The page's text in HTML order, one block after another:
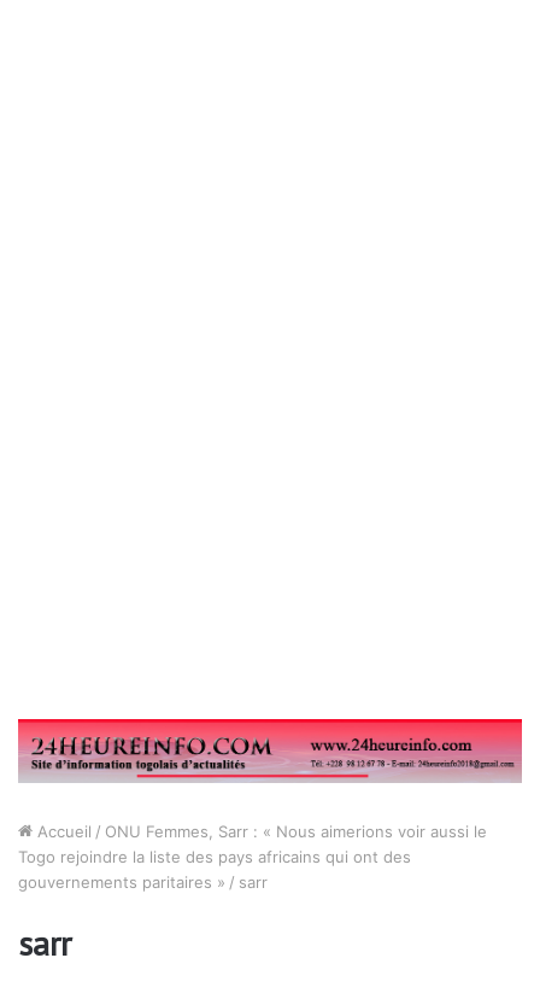
Accueil / ONU Femmes, Sarr : « Nous aimerions voir aussi le
Togo rejoindre la liste des pays africains qui ont des
gouvernements paritaires » / sarr
sarr